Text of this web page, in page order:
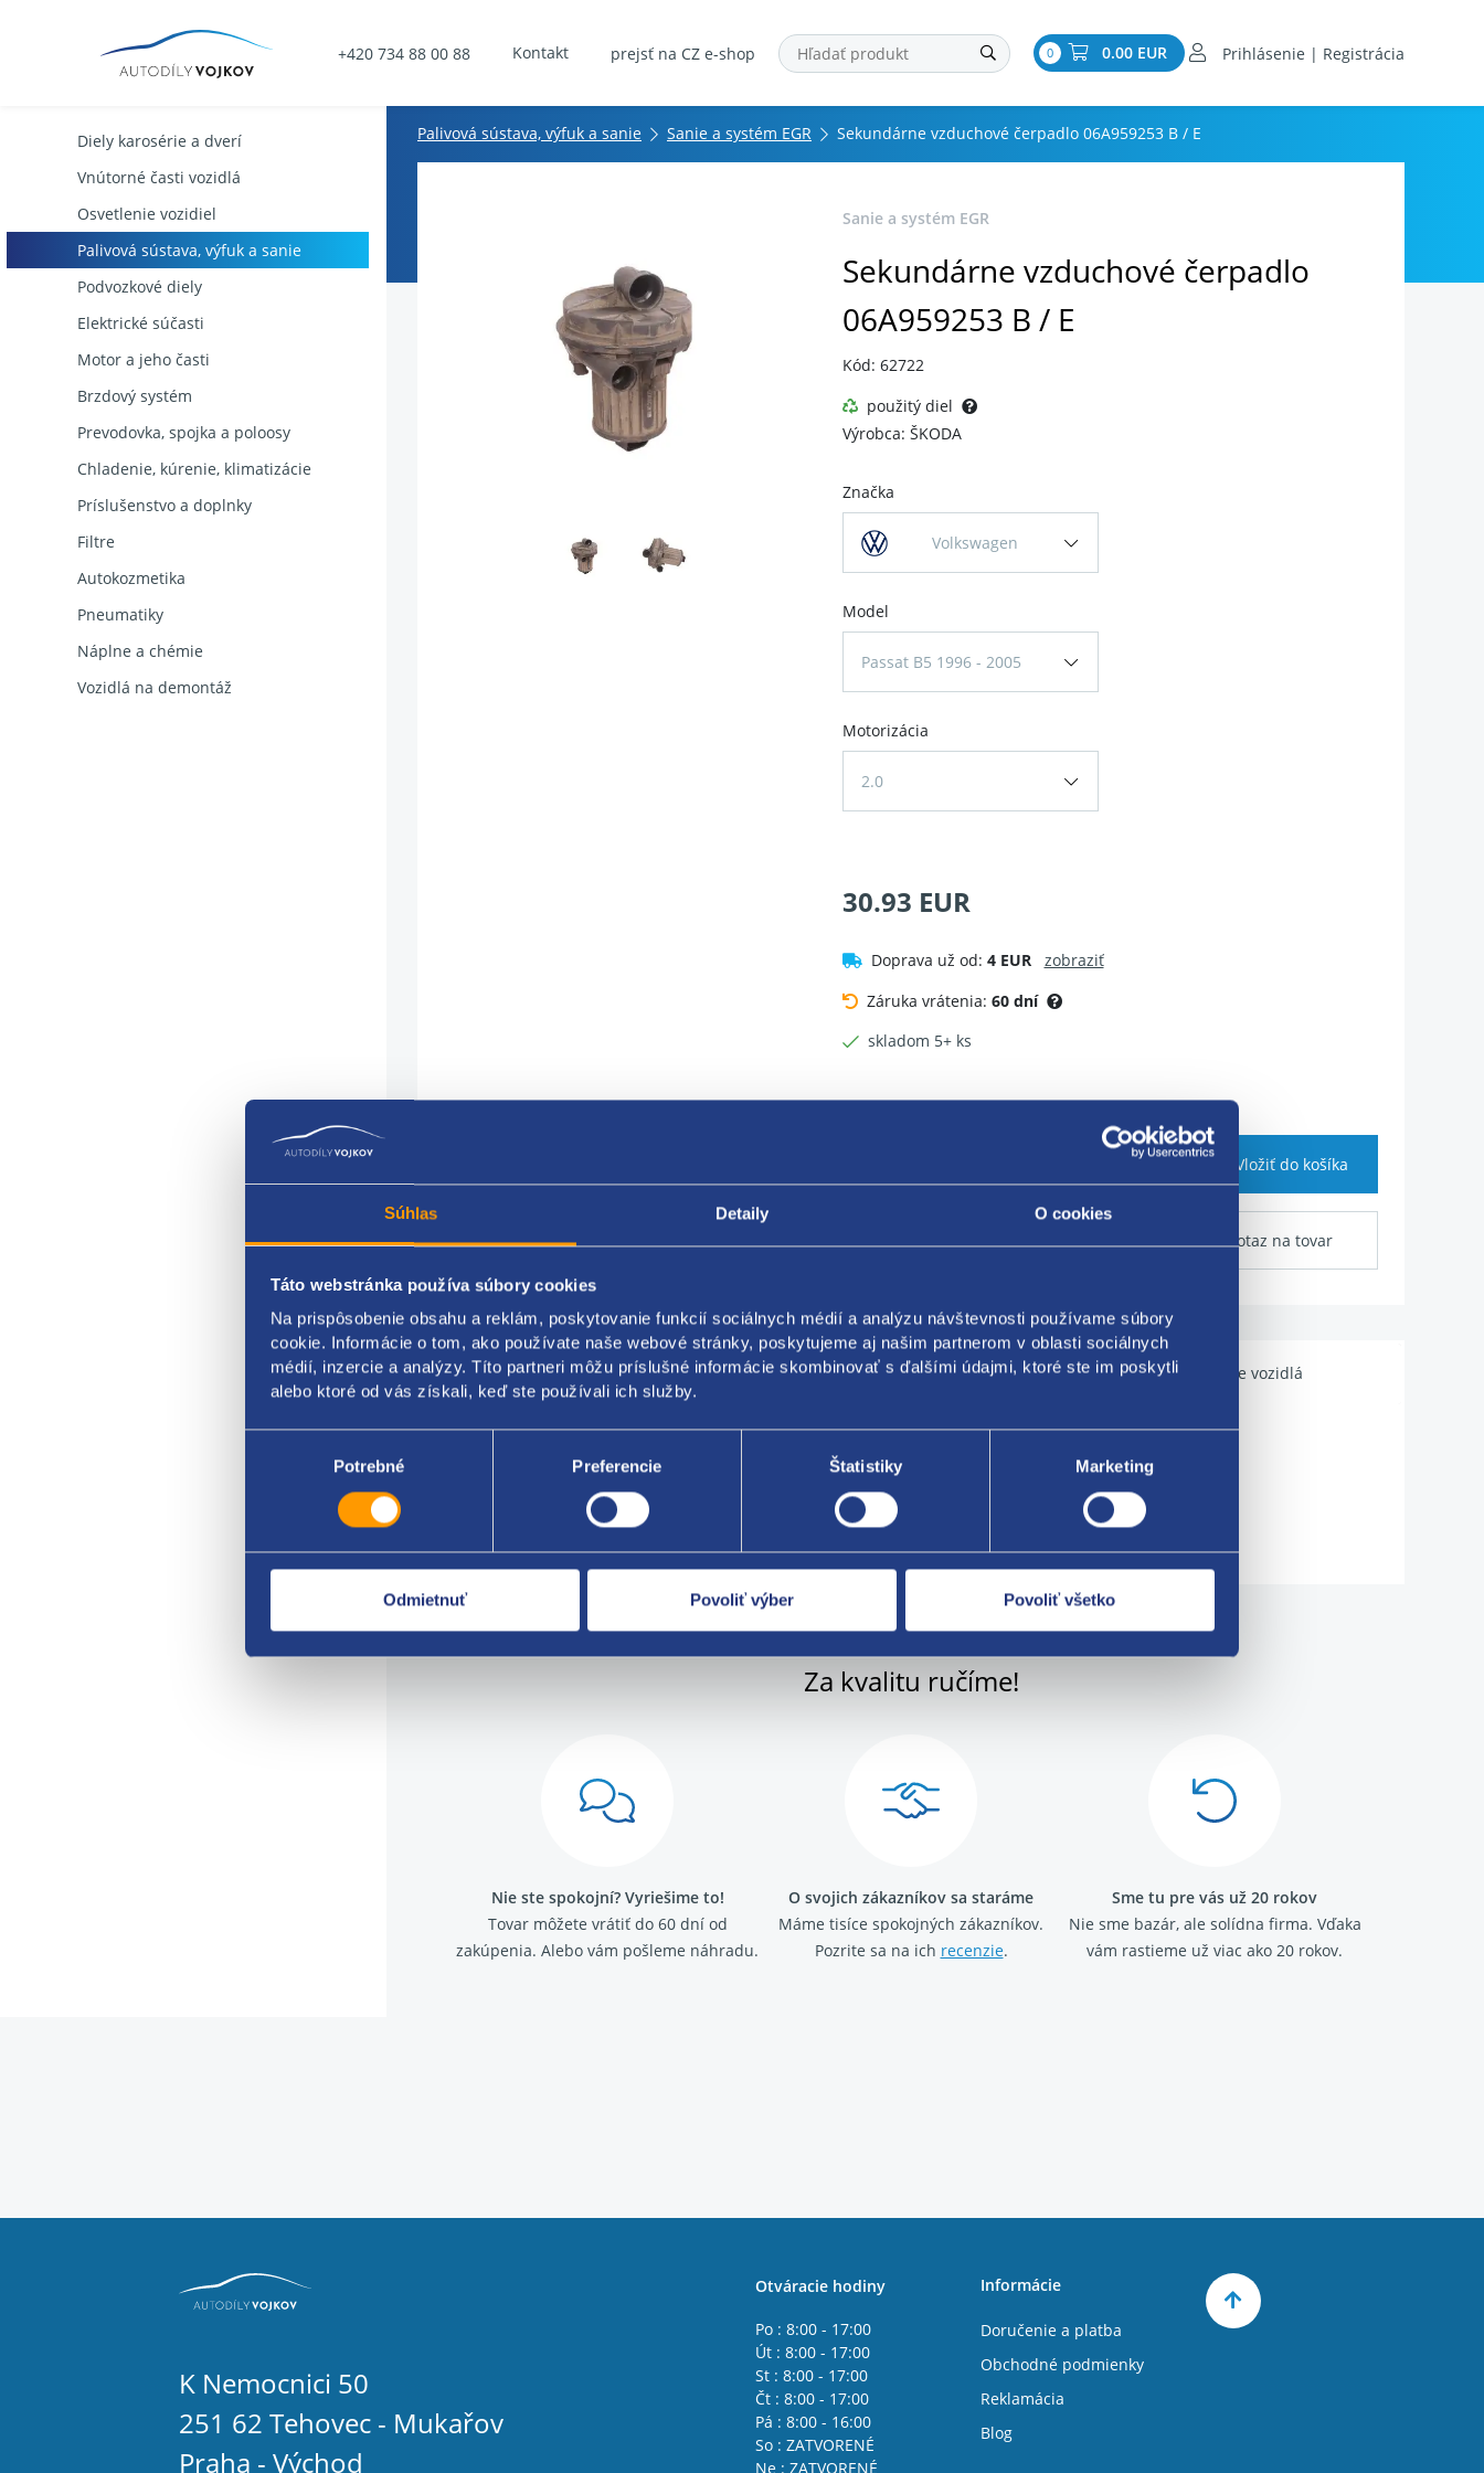
Súhlas Detaily O cookies
Táto webstránka používa súbory cookies
Na prispôsobenie obsahu a reklám, poskytovanie funkcií sociálnych médií a analýzu návštevnosti používame súbory
cookie. Informácie o tom, ako používate naše webové stránky, poskytujeme aj našim partnerom v oblasti sociálnych
médií, inzercie a analýzy. Títo partneri môžu príslušné informácie skombinovať s ďalšími údajmi, ktoré ste im poskytli
alebo ktoré od vás získali, keď ste používali ich služby.
Potrebné Preferencie Štatistiky Marketing
Odmietnuť Povoliť výber Povoliť všetko
+420 734 88 00 88 Kontakt prejsť na CZ e-shop 0 0.00 EUR Prihlásenie | Registrácia
Diely karosérie a dverí
Vnútorné časti vozidlá
Osvetlenie vozidiel
Palivová sústava, výfuk a sanie
Podvozkové diely
Elektrické súčasti
Motor a jeho časti
Brzdový systém
Prevodovka, spojka a poloosy
Chladenie, kúrenie, klimatizácie
Príslušenstvo a doplnky
Filtre
Autokozmetika
Pneumatiky
Náplne a chémie
Vozidlá na demontáž
Palivová sústava, výfuk a sanie Sanie a systém EGR Sekundárne vzduchové čerpadlo 06A959253 B / E
Sanie a systém EGR
Sekundárne vzduchové čerpadlo
06A959253 B / E
Kód: 62722
použitý diel
Výrobca: ŠKODA
Značka
Volkswagen
Model
Passat B5 1996 - 2005
Motorizácia
2.0
30.93 EUR
Doprava už od: 4 EUR
zobraziť
Záruka vrátenia: 60 dní
skladom 5+ ks
Vložiť do košíka
Dotaz na tovar
Popis produktu Kódy produktov Použiteľné pre vozidlá
sekundárne vzduchové čerpadlo
ŠKODA originál - 06A959253B, 06A959253E
Za kvalitu ručíme!
Nie ste spokojní? Vyriešime to!
Tovar môžete vrátiť do 60 dní od
zakúpenia. Alebo vám pošleme náhradu.
O svojich zákazníkov sa staráme
Máme tisíce spokojných zákazníkov.
Pozrite sa na ich recenzie.
Sme tu pre vás už 20 rokov
Nie sme bazár, ale solídna firma. Vďaka
vám rastieme už viac ako 20 rokov.
K Nemocnici 50
251 62 Tehovec - Mukařov
Praha - Východ
Otváracie hodiny
Po : 8:00 - 17:00
Út : 8:00 - 17:00
St : 8:00 - 17:00
Čt : 8:00 - 17:00
Pá : 8:00 - 16:00
So : ZATVORENÉ
Ne : ZATVORENÉ
Informácie
Doručenie a platba
Obchodné podmienky
Reklamácia
Blog